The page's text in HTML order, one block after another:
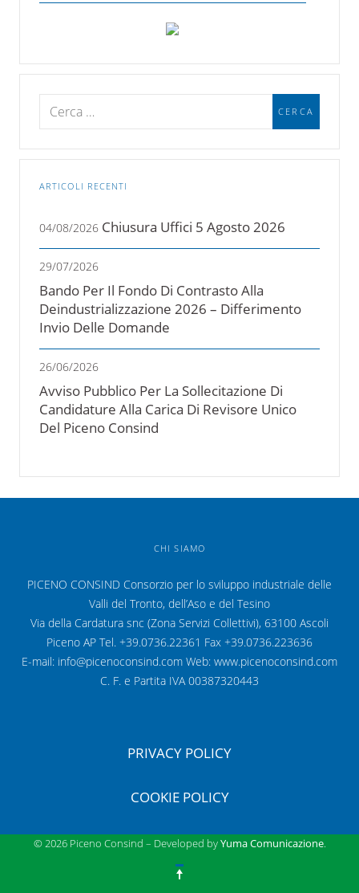
ARTICOLI RECENTI
04/08/2026 Chiusura Uffici 5 Agosto 2026
29/07/2026
Bando Per Il Fondo Di Contrasto Alla
Deindustrializzazione 2026 – Differimento
Invio Delle Domande
26/06/2026
Avviso Pubblico Per La Sollecitazione Di
Candidature Alla Carica Di Revisore Unico
Del Piceno Consind
CHI SIAMO
PICENO CONSIND Consorzio per lo sviluppo industriale delle
Valli del Tronto, dell’Aso e del Tesino
Via della Cardatura snc (Zona Servizi Collettivi), 63100 Ascoli
Piceno AP Tel. +39.0736.22361 Fax +39.0736.223636
E-mail: info@picenoconsind.com Web: www.picenoconsind.com
C. F. e Partita IVA 00387320443
PRIVACY POLICY
COOKIE POLICY
© 2026 Piceno Consind – Developed byYuma Comunicazione.